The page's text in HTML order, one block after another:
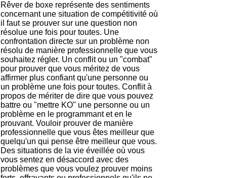
Rêver de boxe représente des sentiments
concernant une situation de compétitivité où
il faut se prouver sur une question non
résolue une fois pour toutes. Une
confrontation directe sur un problème non
résolu de manière professionnelle que vous
souhaitez régler. Un conflit ou un "combat"
pour prouver que vous méritez de vous
affirmer plus confiant qu'une personne ou
un problème une fois pour toutes. Conflit à
propos de mériter de dire que vous pouvez
battre ou "mettre KO" une personne ou un
problème en le programmant et en le
prouvant. Vouloir prouver de manière
professionnelle que vous êtes meilleur que
quelqu'un qui pense être meilleur que vous.
Des situations de la vie éveillée où vous
vous sentez en désaccord avec des
problèmes que vous voulez prouver moins